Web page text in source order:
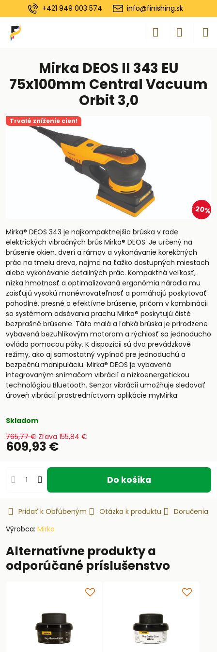
+421 949 003 574 info@finishing.sk
Trvalé zníženie cien!
20%
Mirka DEOS II 343 EU
75x100mm Central Vacuum
Orbit 3,0
Mirka® DEOS 343 je najkompaktnejšia brúska v rade
elektrických vibračných brús Mirka® DEOS. Je určený na
brúsenie okien, dverí a rámov a vykonávanie korekčných
prác na tmelu dreva, najmä na ťažko dostupných miestach
alebo vykonávanie detailných prác. Kompaktná veľkosť,
nízka hmotnosť a optimalizovaná ergonómia náradia mu
zaisťujú vysokú manévrovateľnosť a pomáhajú poskytovať
pohodlné, presné a efektívne brúsenie, pričom v kombinácii
so systémom odsávania prachu Mirka® poskytujú čisté
bezprašné brúsenie. Táto malá a ľahká brúska je prirodzene
vybavená bezuhlíkovým motorom a rýchlosť sa jednoducho
ovláda pomocou páky. K dispozícii sú dva prevádzkové
režimy, ako aj samostatný vypínač pre jednoduchú a
bezpečnú manipuláciu. Mirka® DEOS je vybavená
integrovaným snímačom vibrácií a nízkoenergetickou
technológiou Bluetooth. Senzor vibrácií umožňuje sledovať
úroveň vibrácií prostredníctvom aplikácie myMirka.
Skladom
765,77 € Zľava 155,84 €
609,93 €
Do košíka
Pridať k Obľúbeným Otázka k produktu
Doručenia
Výrobca: Mirka
Alternatívne produkty a
odporúčané príslušenstvo